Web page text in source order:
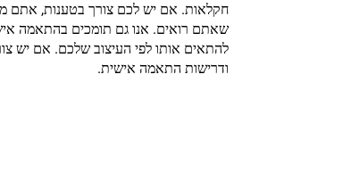
חקלאות. אם יש לכם צורך בטענות, אתם
שאתם רואים. אנו גם תומכים בהתאמה
להתאים אותו לפי העיצוב שלכם. אם יש
ודרישות התאמה אישית.